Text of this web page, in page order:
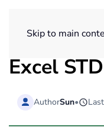
Skip to main
Excel
AuthorSun•